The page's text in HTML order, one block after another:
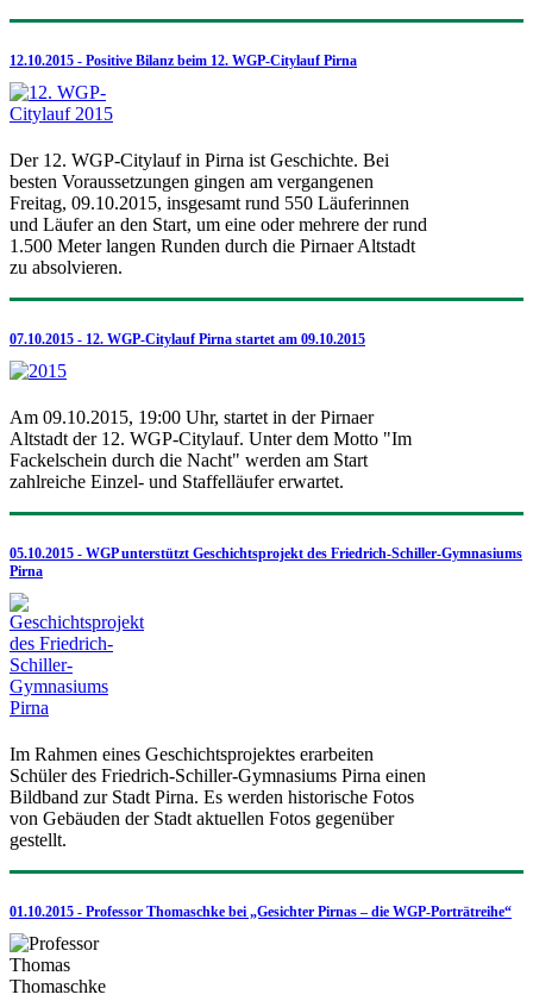
12.10.2015 - Positive Bilanz beim 12. WGP-Citylauf Pirna
Der 12. WGP-Citylauf in Pirna ist Geschichte. Bei
besten Voraussetzungen gingen am vergangenen
Freitag, 09.10.2015, insgesamt rund 550 Läuferinnen
und Läufer an den Start, um eine oder mehrere der rund
1.500 Meter langen Runden durch die Pirnaer Altstadt
zu absolvieren.
07.10.2015 - 12. WGP-Citylauf Pirna startet am 09.10.2015
Am 09.10.2015, 19:00 Uhr, startet in der Pirnaer
Altstadt der 12. WGP-Citylauf. Unter dem Motto "Im
Fackelschein durch die Nacht" werden am Start
zahlreiche Einzel- und Staffelläufer erwartet.
05.10.2015 - WGP unterstützt Geschichtsprojekt des Friedrich-Schiller-Gymnasiums
Pirna
Im Rahmen eines Geschichtsprojektes erarbeiten
Schüler des Friedrich-Schiller-Gymnasiums Pirna einen
Bildband zur Stadt Pirna. Es werden historische Fotos
von Gebäuden der Stadt aktuellen Fotos gegenüber
gestellt.
01.10.2015 - Professor Thomaschke bei „Gesichter Pirnas – die WGP-Porträtreihe“